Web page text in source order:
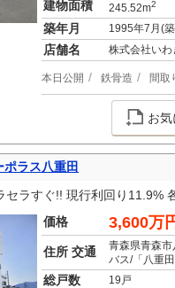
建物面積 245.52m2
築年月 1995年7月(
店舗名 株式会社い
本日公開 鉄骨造 間取
お
ポラス八重田
セラすぐ!! 現行利回り11.9%
価格
3,600万
住所 交通
青森県青森市
バス/「八重
総戸数 19戸